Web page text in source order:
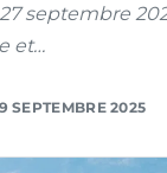
septembre
et…
9 SEPTEMBRE 2025